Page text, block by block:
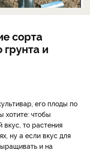
сорта
и
его плоды по
хотите: чтобы
то растения
ну а если вкус для
и на